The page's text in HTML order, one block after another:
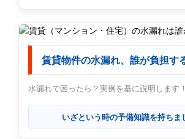
賃貸物件の水漏れ、誰が負担す
水漏れで困ったら？実例を基に説明します！
いざという時の予備知識を持ちま